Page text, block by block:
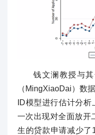
钱文澜教授与
（MingXiaoDai）数
ID模型进行估计分
一次出现对全面放开
生的贷款申请减少了